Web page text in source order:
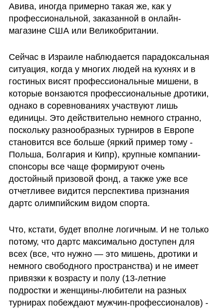
Авива, иногда примерно такая же, как у
профессиональной, заказанной в онлайн-
магазине США или Великобритании.
Сейчас в Израиле наблюдается парадоксальная
ситуация, когда у многих людей на кухнях и в
гостиных висят профессиональные мишени, в
которые вонзаются профессиональные дротики,
однако в соревнованиях участвуют лишь
единицы. Это действительно немного странно,
поскольку разнообразных турниров в Европе
становится все больше (яркий пример тому -
Польша, Болгария и Кипр), крупные компании-
спонсоры все чаще формируют очень
достойный призовой фонд, а также уже все
отчетливее видится перспектива признания
дартс олимпийским видом спорта.
Что, кстати, будет вполне логичным. И не только
потому, что дартс максимально доступен для
всех (все, что нужно — это мишень, дротики и
немного свободного пространства) и не имеет
привязки к возрасту и полу (13-летние
подростки и женщины-любители на разных
турнирах побеждают мужчин-профессионалов) -